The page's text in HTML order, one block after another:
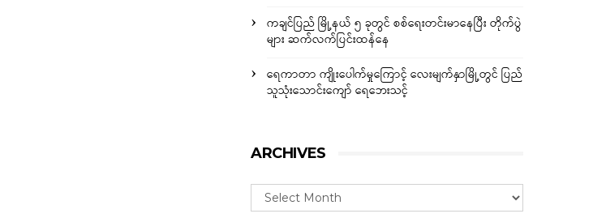
ကချင်ပြည် မြို့နယ် ၅ ခုတွင် စစ်ရေးတင်းမာနေပြီး တိုက်ပွဲ
များ ဆက်လက်ပြင်းထန်နေ
ရေကာတာ ကျိုးပေါက်မှုကြောင့် လေးမျက်နှာမြို့တွင် ပြည်
သူသုံးသောင်းကျော် ရေဘေးသင့်
ARCHIVES